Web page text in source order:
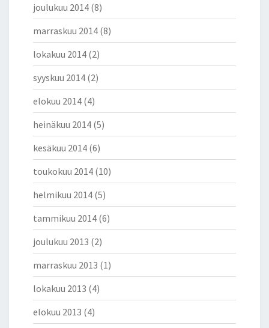
joulukuu 2014 (8)
marraskuu 2014 (8)
lokakuu 2014 (2)
syyskuu 2014 (2)
elokuu 2014 (4)
heinäkuu 2014 (5)
kesäkuu 2014 (6)
toukokuu 2014 (10)
helmikuu 2014 (5)
tammikuu 2014 (6)
joulukuu 2013 (2)
marraskuu 2013 (1)
lokakuu 2013 (4)
elokuu 2013 (4)